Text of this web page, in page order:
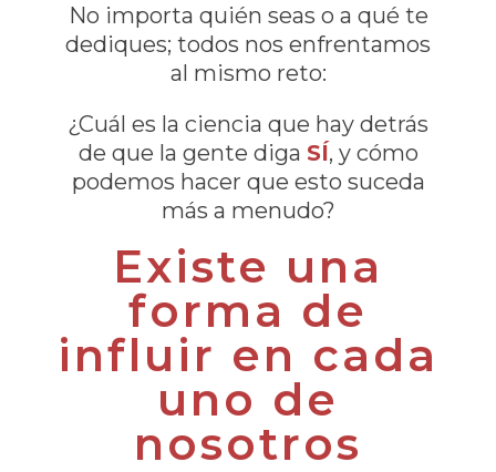
No importa quién seas o a qué te
dediques; todos nos enfrentamos
al mismo reto:
¿Cuál es la ciencia que hay detrás
de que la gente diga SÍ, y cómo
podemos hacer que esto suceda
más a menudo?
Existe una
forma de
influir en cada
uno de
nosotros